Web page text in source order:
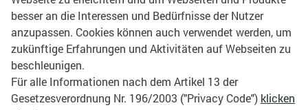
besser an die Interessen und Bedürfnisse der Nutzer
anzupassen. Cookies können auch verwendet werden, um
zukünftige Erfahrungen und Aktivitäten auf Webseiten zu
beschleunigen.
Für alle Informationen nach dem Artikel 13 der
Gesetzesverordnung Nr. 196/2003 ("Privacy Code") klicken